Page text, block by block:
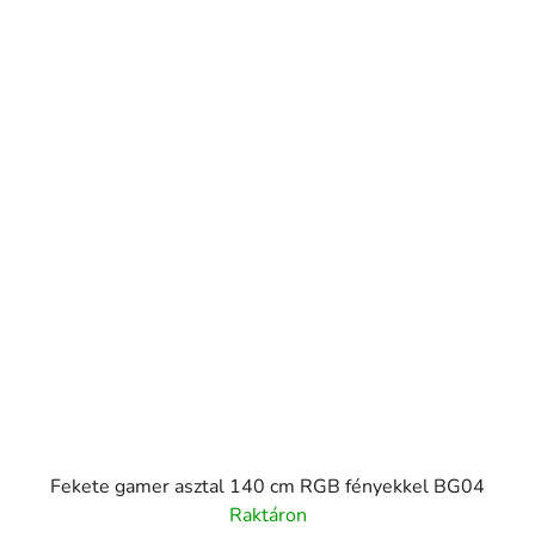
Fekete gamer asztal 140 cm RGB fényekkel BG04
Raktáron